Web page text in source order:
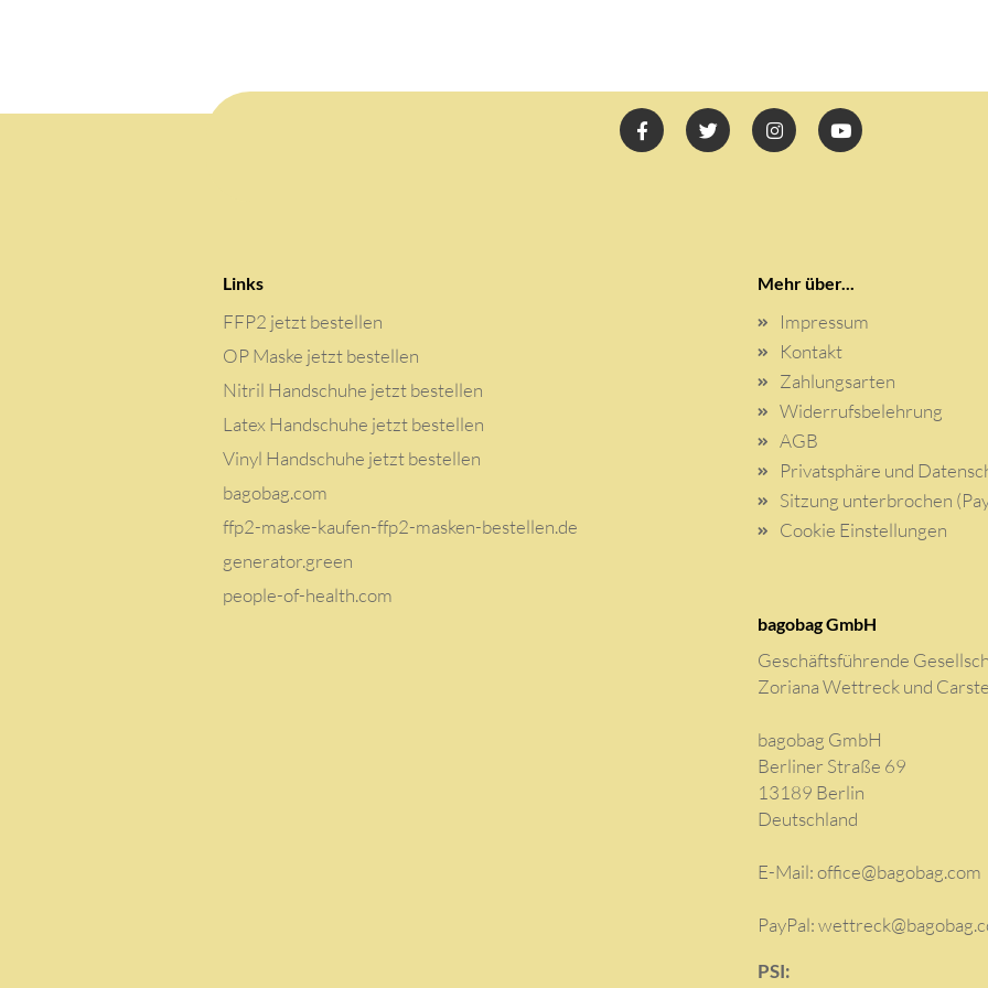
Links
FFP2 jetzt bestellen
OP Maske jetzt bestellen
Nitril Handschuhe jetzt bestellen
Latex Handschuhe jetzt bestellen
Vinyl Handschuhe jetzt bestellen
bagobag.com
ffp2-maske-kaufen-ffp2-masken-bestellen.de
generator.green
people-of-health.com
Mehr über...
Impressum
Kontakt
Zahlungsarten
Widerrufsbelehrung
AGB
Privatsphäre und
Sitzung unterbrochen
Cookie Einstellungen
bagobag GmbH
Geschäftsführende
Zoriana Wettreck und
bagobag GmbH
Berliner Straße 69
13189 Berlin
Deutschland
E-Mail:office@bagobag.com
PayPal:
PSI: